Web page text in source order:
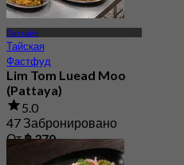
Паттайя
Тайская
Фастфуд
Lim Tom Luead Moo
(Pattaya)
5.0
47 Забронировано
От฿ 370